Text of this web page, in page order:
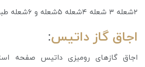
۲شعله ۳ شعله ۴شعله ۵شعله و ۶شعله طبقه بندی میشوند
اجاق گاز داتیس:
اجاق گازهای رومیزی داتیس صفحه